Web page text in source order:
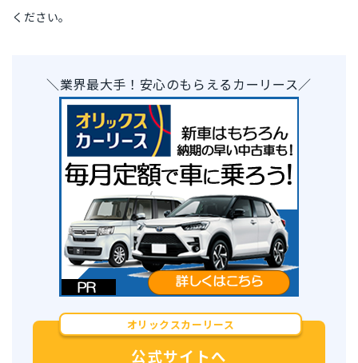
ください。
＼業界最大手！安心のもらえるカーリース／
オリックスカーリース
公式サイトへ